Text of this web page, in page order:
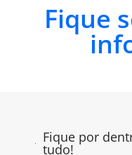
Fique
Fique por
tudo!